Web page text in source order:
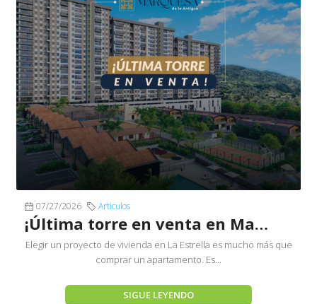
07/27/2026 Articulos
¡Última torre en venta en Marquesa de La Antigua!
Elegir un proyecto de vivienda en La Estrella es mucho más que
comprar un apartamento. Es...
SIGUE LEYENDO